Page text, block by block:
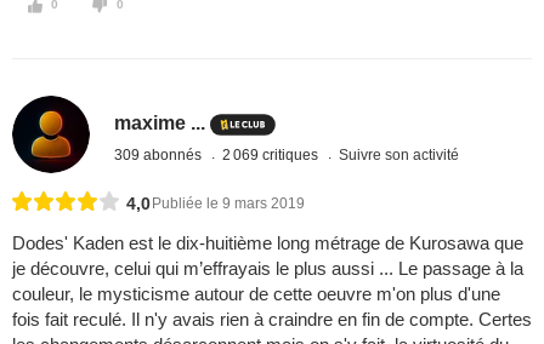
0 0
maxime ...
309 abonnés 2 069 critiques Suivre son activité
4,0 Publiée le 9 mars 2019
Dodes' Kaden est le dix-huitième long métrage de Kurosawa que
je découvre, celui qui m’effrayais le plus aussi ... Le passage à la
couleur, le mysticisme autour de cette oeuvre m'on plus d'une
fois fait reculé. Il n'y avais rien à craindre en fin de compte. Certes